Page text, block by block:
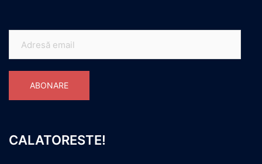
email
ABONARE
CALATORESTE!